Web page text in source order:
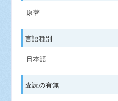
原著
言語種別
日本語
査読の有無